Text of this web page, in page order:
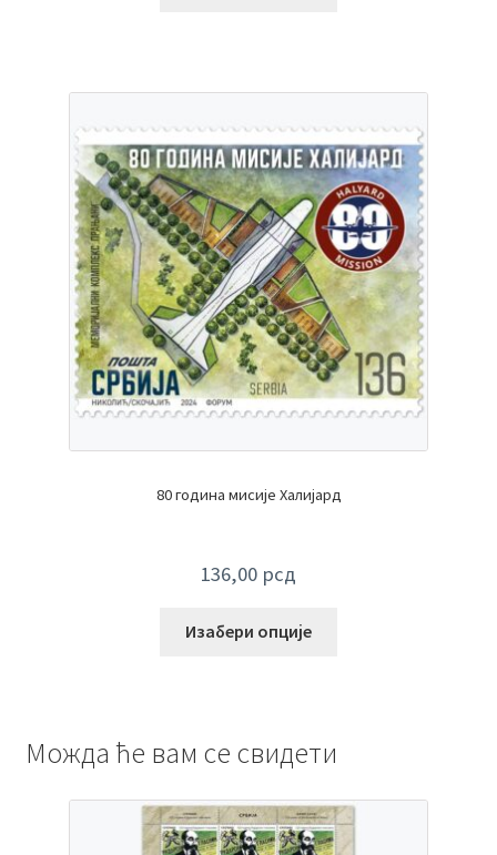
80 година мисије Халијард
136,00 рсд
Изабери опције
Можда ће вам се свидети